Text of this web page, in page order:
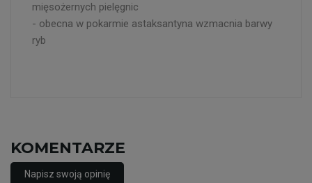
mięsożernych pielęgnic
- obecna w pokarmie astaksantyna wzmacnia barwy
ryb
KOMENTARZE
Napisz swoją opinię